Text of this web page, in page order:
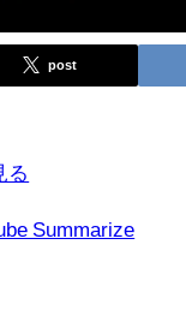
post
る
Summarize